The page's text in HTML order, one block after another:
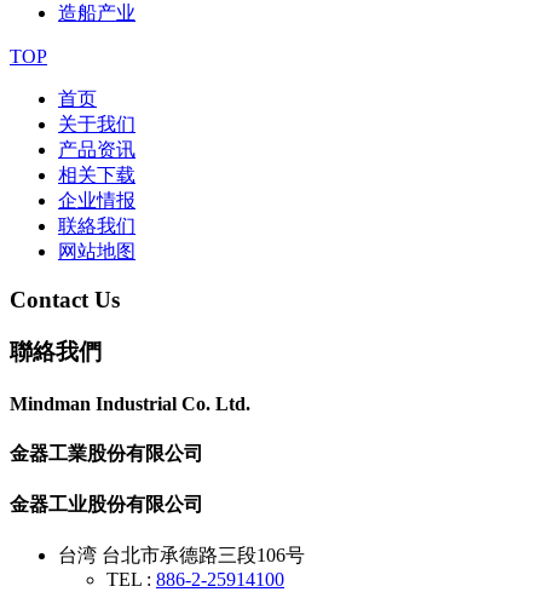
造船产业
TOP
首页
关于我们
产品资讯
相关下载
企业情报
联絡我们
网站地图
Contact Us
聯絡我們
Mindman Industrial Co. Ltd.
金器工業股份有限公司
金器工业股份有限公司
台湾 台北市承德路三段106号
TEL : 886-2-25914100